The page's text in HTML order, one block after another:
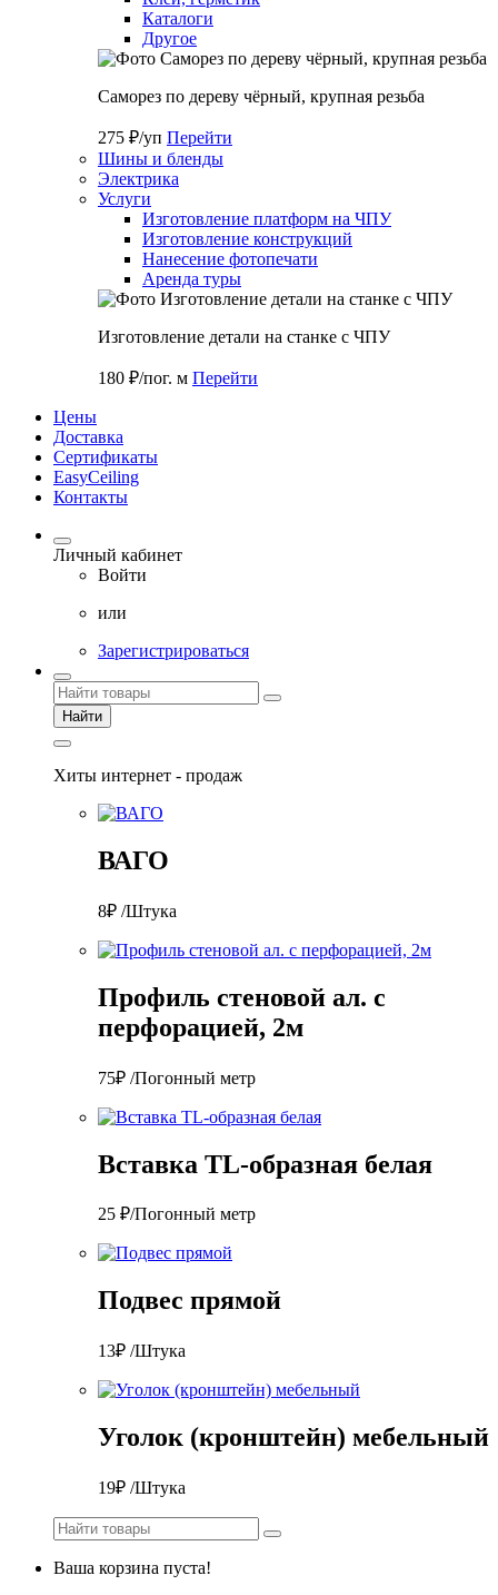
Каталоги
Другое
Саморез по дереву чёрный, крупная резьба
275 ₽/уп Перейти
Шины и бленды
Электрика
Услуги
Изготовление платформ на ЧПУ
Изготовление конструкций
Нанесение фотопечати
Аренда туры
Изготовление детали на станке с ЧПУ
180 ₽/пог. м Перейти
Цены
Доставка
Cертификаты
EasyCeiling
Контакты
Личный кабинет
Войти
или
Зарегистрироваться
Найти
Хиты интернет - продаж
ВАГО
8₽ /Штука
Профиль стеновой ал. с
перфорацией, 2м
75₽ /Погонный метр
Вставка TL-образная белая
25 ₽/Погонный метр
Подвес прямой
13₽ /Штука
Уголок (кронштейн) мебельный
19₽ /Штука
Ваша корзина пуста!